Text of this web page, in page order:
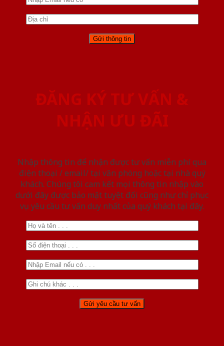
ĐĂNG KÝ TƯ VẤN &
NHẬN ƯU ĐÃI
Nhập thông tin để nhận được tư vấn miễn phí qua
điện thoại / email/ tại văn phòng hoặc tại nhà quý
khách. Chúng tôi cam kết mọi thông tin nhập vào
dưới đây được bảo mật tuyệt đối cũng như chỉ phục
vụ yêu cầu tư vấn duy nhất của quý khách tại đây.